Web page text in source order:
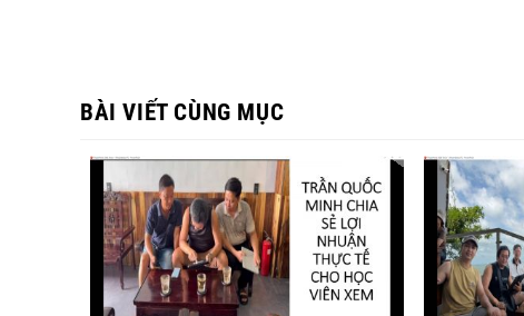
BÀI VIẾT CÙNG MỤC